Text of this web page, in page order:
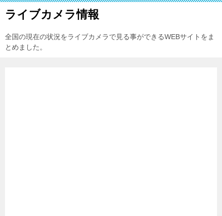
ライブカメラ情報
全国の現在の状況をライブカメラで見る事ができるWEBサイトをま
とめました。